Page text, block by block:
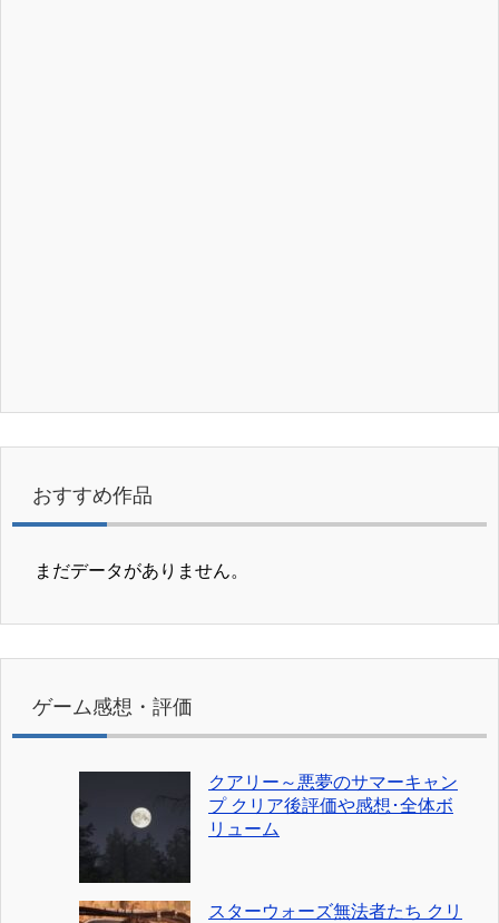
おすすめ作品
まだデータがありません。
ゲーム感想・評価
クアリー～悪夢のサマーキャン
プ クリア後評価や感想･全体ボ
リューム
スターウォーズ無法者たち クリ